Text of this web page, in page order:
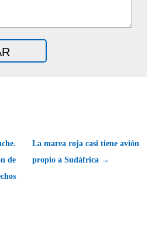
de
La marea roja casi tiene avión
propio a Sudáfrica →